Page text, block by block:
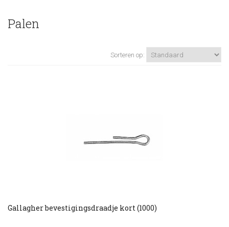
Palen
Sorteren op:
Gallagher bevestigingsdraadje kort (1000)